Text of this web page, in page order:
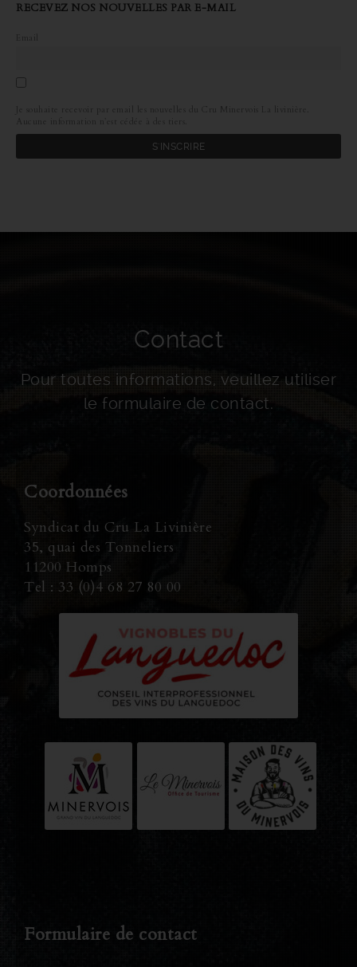
RECEVEZ NOS NOUVELLES PAR E-MAIL
Email
Je souhaite recevoir par email les nouvelles du Cru Minervois La livinière.
Aucune information n’est cédée à des tiers.
Contact
Pour toutes informations, veuillez utiliser
le formulaire de contact.
Coordonnées
Syndicat du Cru La Livinière
35, quai des Tonneliers
11200 Homps
Tel : 33 (0)4 68 27 80 00
Formulaire de contact